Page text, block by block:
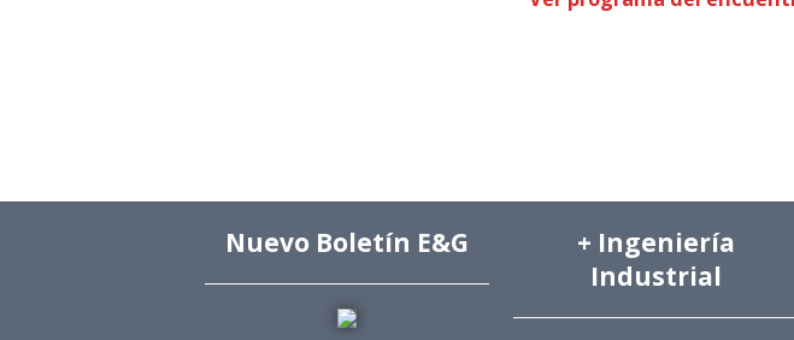
Nuevo Boletín E&G
+ Ingeniería
Industrial